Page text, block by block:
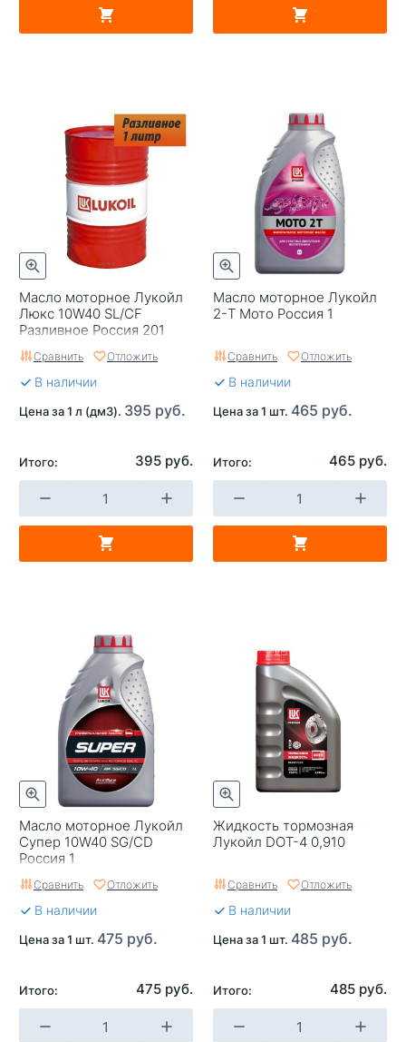
Масло моторное Лукойл
Люкс 10W40 SL/CF
Разливное Россия 201
Сравнить Отложить
В наличии
Цена за 1 л (дм3). 395 руб.
Итого: 395 руб.
Масло моторное Лукойл
2-T Мото Россия 1
Сравнить Отложить
В наличии
Цена за 1 шт. 465 руб.
Итого: 465 руб.
Масло моторное Лукойл
Супер 10W40 SG/CD
Россия 1
Сравнить Отложить
В наличии
Цена за 1 шт. 475 руб.
Итого: 475 руб.
Жидкость тормозная
Лукойл DOT-4 0,910
Сравнить Отложить
В наличии
Цена за 1 шт. 485 руб.
Итого: 485 руб.